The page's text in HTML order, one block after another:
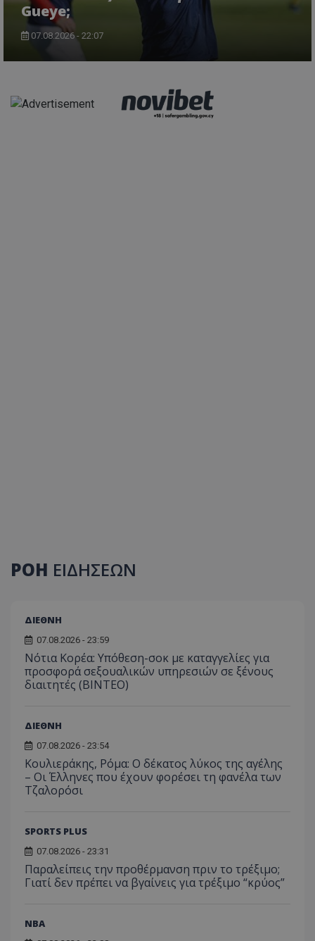
Gueye;
07.08.2026 - 22:07
ΡΟΗ ΕΙΔΗΣΕΩΝ
ΔΙΕΘΝΗ
07.08.2026 - 23:59
Νότια Κορέα: Υπόθεση-σοκ με καταγγελίες για
προσφορά σεξουαλικών υπηρεσιών σε ξένους
διαιτητές (BINTEO)
ΔΙΕΘΝΗ
07.08.2026 - 23:54
Κουλιεράκης, Ρόμα: Ο δέκατος λύκος της αγέλης
– Οι Έλληνες που έχουν φορέσει τη φανέλα των
Τζαλορόσι
SPORTS PLUS
07.08.2026 - 23:31
Παραλείπεις την προθέρμανση πριν το τρέξιμο;
Γιατί δεν πρέπει να βγαίνεις για τρέξιμο “κρύος”
NBA